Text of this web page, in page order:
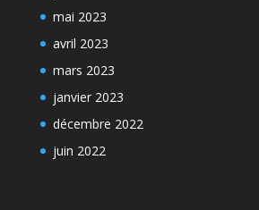
mai 2023
avril 2023
mars 2023
janvier 2023
décembre 2022
juin 2022